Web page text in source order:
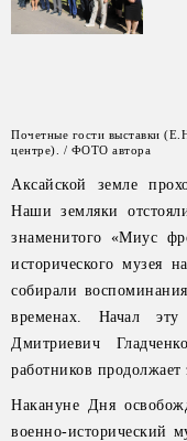
Почетные гости выставки
центре). / ФОТО автора
Аксайской земле
Наши земляки
знаменитого «Миус
исторического музея
собирали
временах. Начал
Дмитриевич
работников продолжает
Накануне Дня
военно-исторический